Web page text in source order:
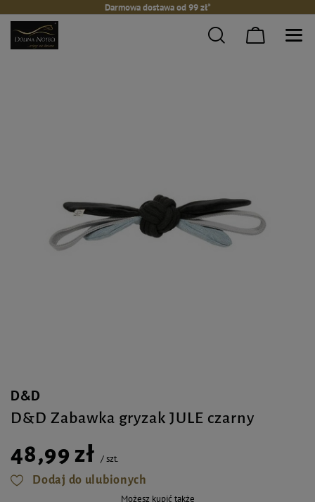
Darmowa dostawa od 99 zł*
D&D
D&D Zabawka gryzak JULE czarny
48,99 zł /szt.
Dodaj do ulubionych
Możesz kupić także